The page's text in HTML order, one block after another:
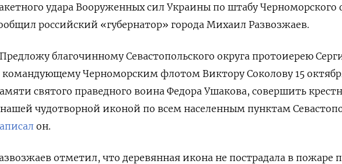
удара Вооруженных сил Украины по штабу Черноморского
российский «губернатор» города Михаил Развозжаев.
благочинному Севастопольского округа протоиерею
командующему Черноморским флотом Виктору Соколову 15
святого праведного воина Федора Ушакова, совершить
нашей чудотворной иконой по всем населенным пунктам
он.
отметил, что деревянная икона не пострадала в пожаре